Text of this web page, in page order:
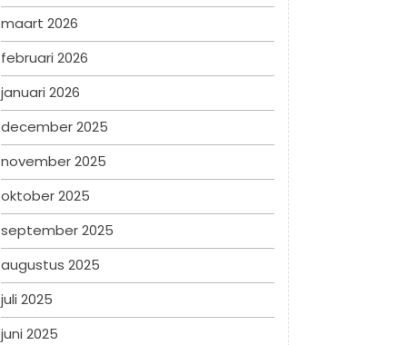
maart 2026
februari 2026
januari 2026
december 2025
november 2025
oktober 2025
september 2025
augustus 2025
juli 2025
juni 2025